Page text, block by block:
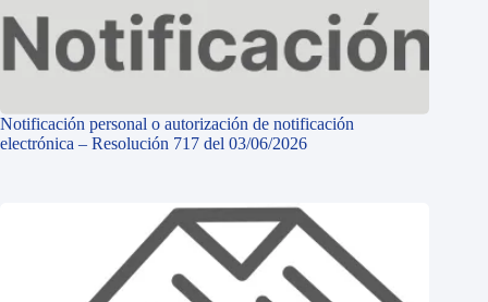
Notificación personal o autorización de notificación
electrónica – Resolución 717 del 03/06/2026